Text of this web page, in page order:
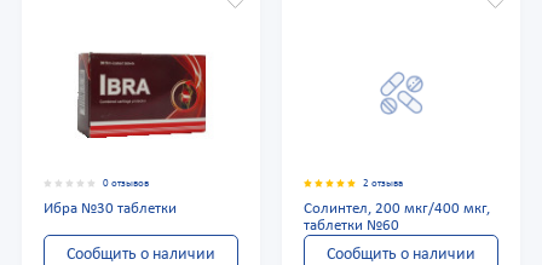
0 отзывов
Ибра №30 таблетки
Сообщить о наличии
2 отзыва
Солинтел, 200 мкг/400 мкг,
таблетки №60
Сообщить о наличии